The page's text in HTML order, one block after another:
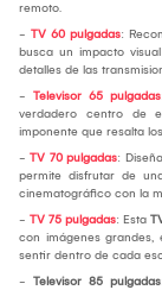
remoto.
- TV 60 pulgadas:
busca un impacto
detalles de las
- Televisor 65 pulgadas
verdadero centro de
imponente que resalta
- TV 70 pulgadas:
permite disfrutar de
cinematográfico con la
- TV 75 pulgadas: Esta
con imágenes grandes,
sentir dentro de cada
- Televisor 85 pulgadas